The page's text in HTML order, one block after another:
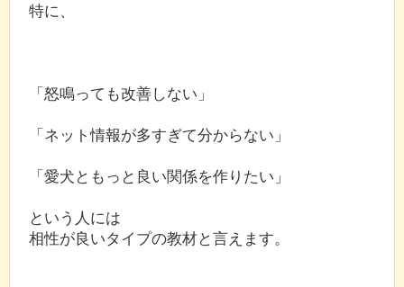
特に、
「怒鳴っても改善しない」
「ネット情報が多すぎて分からない」
「愛犬ともっと良い関係を作りたい」
という人には
相性が良いタイプの教材と言えます。